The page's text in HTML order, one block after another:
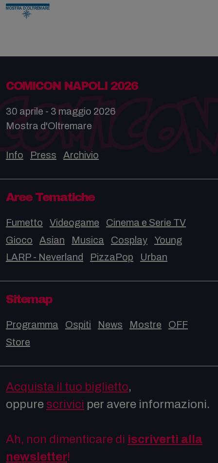
COMICON NAPOLI 2026
30 aprile - 3 maggio 2026
Mostra d'Oltremare
Info Press Archivio
Aree Tematiche
Fumetto Videogame
Cinema e Serie TV
Gioco
Asian Musica Cosplay
Young
LARP - Neverland
PizzaPop Urban
Sitemap
Programma Ospiti News Mostre
OFF
Store
Acquista il tuo biglietto,
oppure scrivici per avere informazioni.
Ah, non dimenticare di iscriverti alla
newsletter!